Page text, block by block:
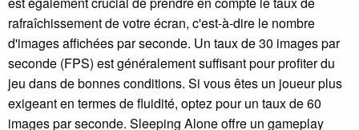
rafraîchissement de votre écran, c'est-à-dire le nombre
d'images affichées par seconde. Un taux de 30 images par
seconde (FPS) est généralement suffisant pour profiter du
jeu dans de bonnes conditions. Si vous êtes un joueur plus
exigeant en termes de fluidité, optez pour un taux de 60
images par seconde. Sleeping Alone offre un gameplay